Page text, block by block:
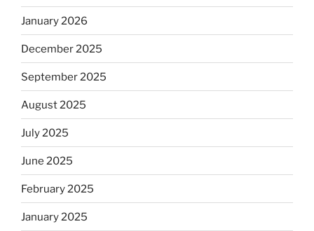
January 2026
December 2025
September 2025
August 2025
July 2025
June 2025
February 2025
January 2025